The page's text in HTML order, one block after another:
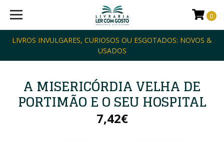
LIVROS INVULGARES, CURIOSOS OU ESGOTADOS: NOVOS &
USADOS
0
A MISERICÓRDIA VELHA DE
PORTIMÃO E O SEU HOSPITAL
7,42€